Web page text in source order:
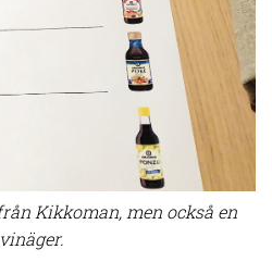
Kikkoman, men också en